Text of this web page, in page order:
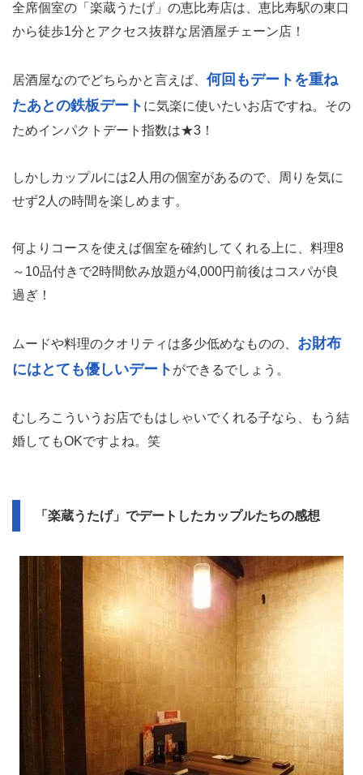
全席個室の「楽蔵うたげ」の恵比寿店は、恵比寿駅の東口
から徒歩1分とアクセス抜群な居酒屋チェーン店！
居酒屋なのでどちらかと言えば、 何回もデートを重ね
たあとの鉄板デート に気楽に使いたいお店ですね。その
ためインパクトデート指数は★3！
しかしカップルには2人用の個室があるので、周りを気に
せず2人の時間を楽しめます。
何よりコースを使えば個室を確約してくれる上に、料理8
～10品付きで2時間飲み放題が4,000円前後はコスパが良
過ぎ！
ムードや料理のクオリティは多少低めなものの、 お財布
にはとても優しいデート ができるでしょう。
むしろこういうお店でもはしゃいでくれる子なら、もう結
婚してもOKですよね。笑
「楽蔵うたげ」でデートしたカップルたちの感想